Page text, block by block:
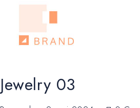
Jewelry 03